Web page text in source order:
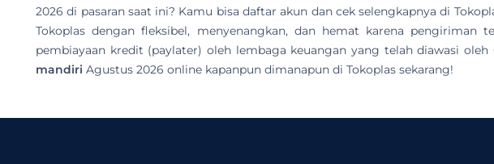
2026 di pasaran saat ini? Kamu bisa daftar akun dan cek selengkapnya di
Tokoplas dengan fleksibel, menyenangkan, dan hemat karena
pembiayaan kredit (paylater) oleh lembaga keuangan yang telah diawasi
mandiri Agustus 2026 online kapanpun dimanapun di Tokoplas sekarang!